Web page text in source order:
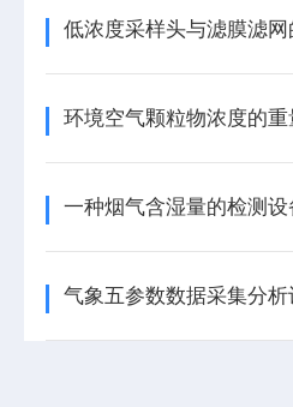
一种烟气含湿量的检测设
气象五参数数据采集分析